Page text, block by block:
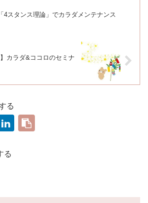
「4スタンス理論」でカラダメンテナンス
カラダ&ココロのセミナ
る
る